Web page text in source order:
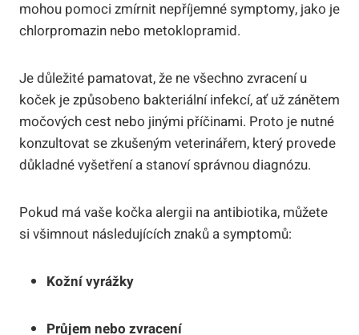
mohou pomoci⁣ zmírnit nepříjemné symptomy, jako je
chlorpromazin nebo metoklopramid.
Je​ důležité pamatovat, že ne ⁤všechno zvracení u
koček je ​způsobeno bakteriální infekcí, ať už zánětem
močových ‍cest⁣ nebo jinými příčinami. Proto je ⁢nutné
konzultovat se zkušeným ‌veterinářem, který provede
důkladné vyšetření a ⁣stanoví správnou diagnózu.
Pokud má vaše kočka alergii na antibiotika, můžete​
si‌ všimnout následujících znaků ‍a symptomů:
Kožní vyrážky
Průjem nebo zvracení